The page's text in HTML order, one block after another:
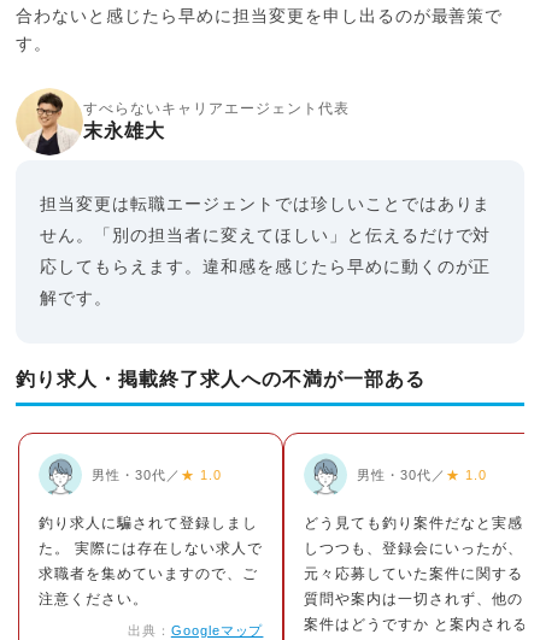
合わないと感じたら早めに担当変更を申し出るのが最善策で
す。
すべらないキャリアエージェント代表
末永雄大
担当変更は転職エージェントでは珍しいことではありま
せん。「別の担当者に変えてほしい」と伝えるだけで対
応してもらえます。違和感を感じたら早めに動くのが正
解です。
釣り求人・掲載終了求人への不満が一部ある
男性・30代／ ★ 1.0
釣り求人に騙されて登録しまし
た。 実際には存在しない求人で
求職者を集めていますので、ご
注意ください。
出典： Googleマップ
男性・30代／ ★ 1.0
どう見ても釣り案件だなと実感
しつつも、登録会にいったが、
元々応募していた案件に関する
質問や案内は一切されず、他の
案件はどうですか と案内される